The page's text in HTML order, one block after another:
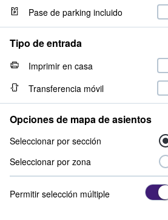
Pase de parking incluido
Tipo de entrada
Imprimir en casa
Transferencia móvil
Opciones de mapa de asientos
Seleccionar por sección
Seleccionar por zona
Permitir selección múltiple